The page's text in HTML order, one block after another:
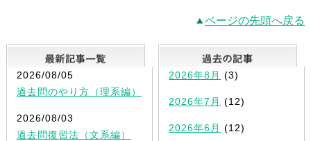
ページの先頭へ戻る
最新記事一覧
2026/08/05
過去問のやり方（理系編）
2026/08/03
過去問復習法（文系編）
2026年8月 (3)
2026年7月 (12)
2026年6月 (12)